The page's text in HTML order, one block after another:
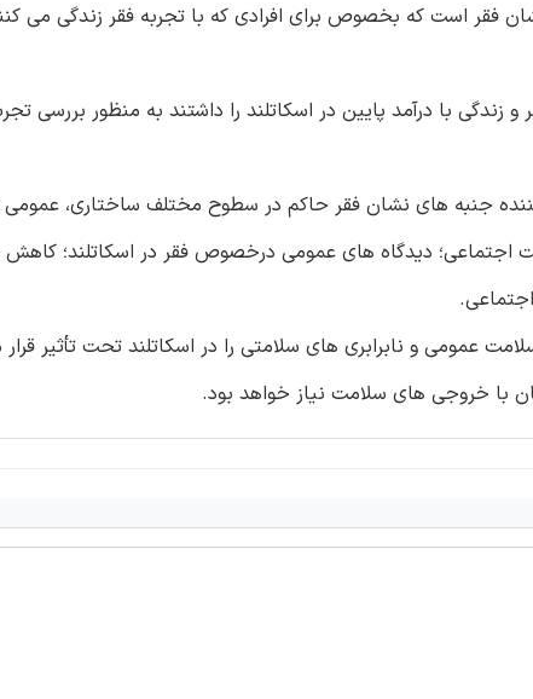
است که بخصوص برای افرادی که با تجربه فقر زندگی می
با 39 فردی که تجربه فقر و زندگی با درآمد پایین در اسکاتلند را داشتند به
جنبه های نشان فقر حاکم در سطوح مختلف ساختاری، عمومی و
اجتماعی؛ دیدگاه های عمومی درخصوص فقر در اسکاتلند؛
عمومی و نابرابری های سلامتی را در اسکاتلند تحت تأثیر
با خروجی های سلامت نیاز خواهد بود.